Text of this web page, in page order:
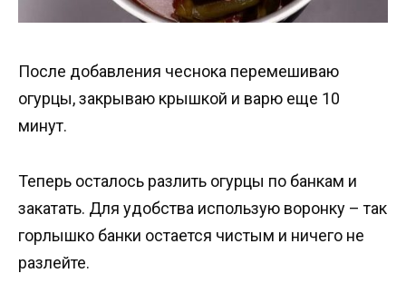
После добавления чеснока перемешиваю
огурцы, закрываю крышкой и варю еще 10
минут.
Теперь осталось разлить огурцы по банкам и
закатать. Для удобства использую воронку – так
горлышко банки остается чистым и ничего не
разлейте.